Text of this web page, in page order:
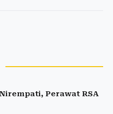
Perawat RSA